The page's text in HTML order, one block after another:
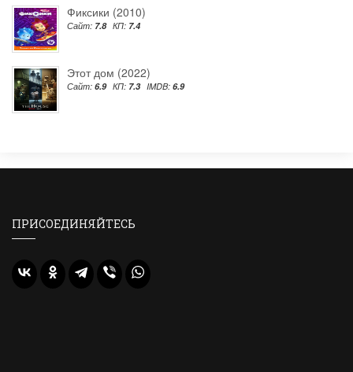
Фиксики (2010)
Сайт: 7.8 КП: 7.4
Этот дом (2022)
Сайт: 6.9 КП: 7.3 IMDB: 6.9
ПРИСОЕДИНЯЙТЕСЬ